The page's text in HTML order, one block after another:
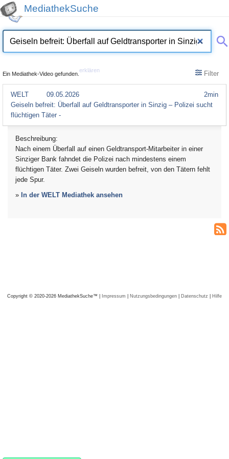
MediathekSuche
Ein Mediathek-Video gefunden.
erklären Filter
2min
WELT
09.05.2026
Geiseln befreit: Überfall auf Geldtransporter in Sinzig – Polizei sucht
flüchtigen Täter -
Beschreibung:
Nach einem Überfall auf einen Geldtransport-Mitarbeiter in einer
Sinziger Bank fahndet die Polizei nach mindestens einem
flüchtigen Täter. Zwei Geiseln wurden befreit, von den Tätern fehlt
jede Spur.
» In der WELT Mediathek ansehen
Copyright © 2020-2026 MediathekSuche™ | Impressum | Nutzungsbedingungen | Datenschutz | Hilfe